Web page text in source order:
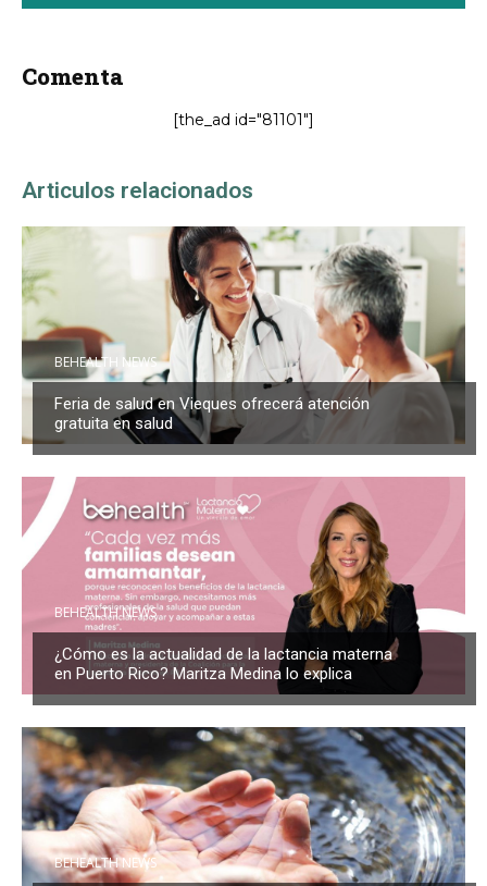
Comenta
[the_ad id="81101"]
Articulos relacionados
BEHEALTH NEWS
Feria de salud en Vieques ofrecerá atención
gratuita en salud
BEHEALTH NEWS
¿Cómo es la actualidad de la lactancia materna
en Puerto Rico? Maritza Medina lo explica
BEHEALTH NEWS